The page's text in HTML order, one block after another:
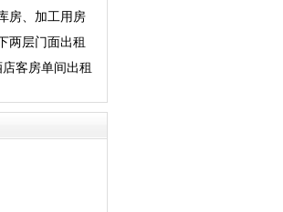
房、加工用房
两层门面出租
客房单间出租